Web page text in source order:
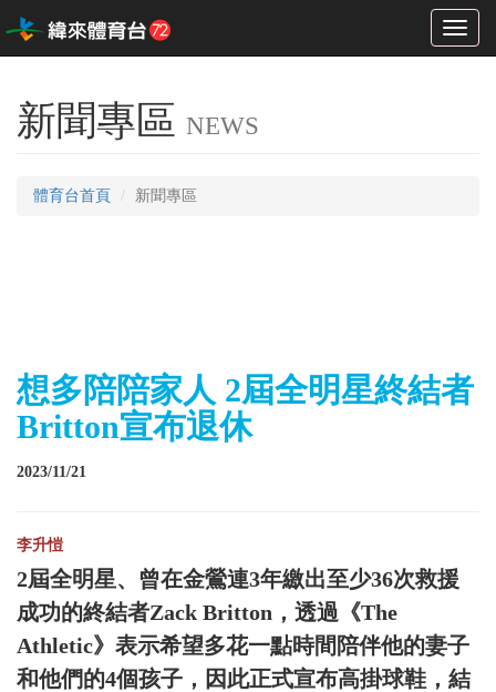
Toggle
新聞專區 NEWS
體育台首頁 新聞專區
想多陪陪家人 2屆全明星終結者
Britton宣布退休
2023/11/21
李升愷
2屆全明星、曾在金鶯連3年繳出至少36次救援
成功的終結者Zack Britton，透過《The
Athletic》表示希望多花一點時間陪伴他的妻子
和他們的4個孩子，因此正式宣布高掛球鞋，結